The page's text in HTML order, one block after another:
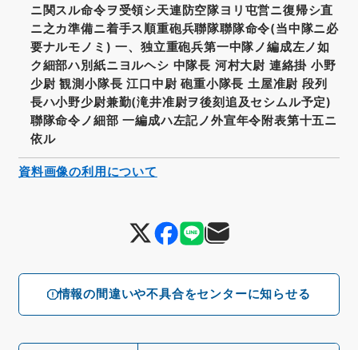
情報の間違いや不具合をセンターに知らせる
ニ関スル命令ヲ受領シ天連防空隊ヨリ屯営ニ復帰シ直
ニ之カ準備ニ着手ス順重砲兵聯隊聯隊命令(当中隊ニ必
要ナルモノミ) 一、独立重砲兵第一中隊ノ編成左ノ如
ク細部ハ別紙ニヨルヘシ 中隊長 河村大尉 連絡掛 小野
少尉 観測小隊長 江口中尉 砲重小隊長 土屋准尉 段列
長ハ小野少尉兼勤(滝井准尉ヲ後刻追及セシムル予定)
聯隊命令ノ細部 一編成ハ左記ノ外宣年令附表第十五ニ
依ル
資料画像の利用について